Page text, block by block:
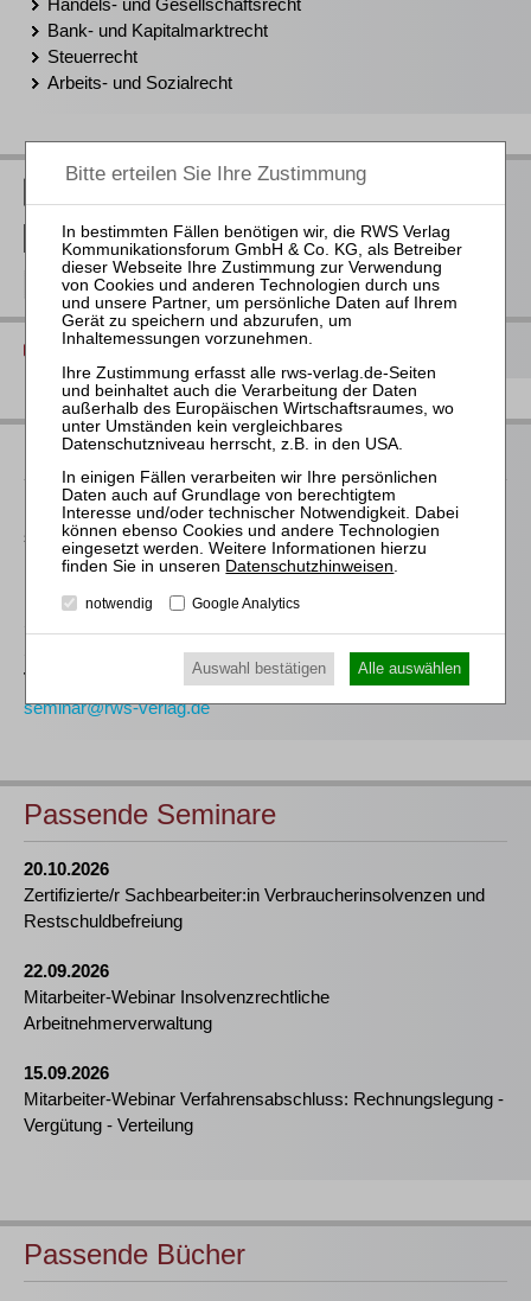
Handels- und Gesellschaftsrecht
Bank- und Kapitalmarktrecht
Steuerrecht
Arbeits- und Sozialrecht
RWS Verlag bei Facebook
RWS Verlag bei Instagram
Diese Seite drucken
Ihre Ansprechpartnerin
Für Informationen zu unseren Veranstaltungen wenden Sie
sich bitte an unser Seminarteam. Erste Fragen beanworten wir
Ihnen gerne bereitshier.
T
seminar@rws-verlag.de
Passende Seminare
20.10.2026
Zertifizierte/r Sachbearbeiter:in Verbraucherinsolvenzen und
Restschuldbefreiung
22.09.2026
Mitarbeiter-Webinar Insolvenzrechtliche
Arbeitnehmerverwaltung
15.09.2026
Mitarbeiter-Webinar Verfahrensabschluss: Rechnungslegung -
Vergütung - Verteilung
Passende Bücher
Datenschutzhinweisen.
notwendig Google Analytics
Auswahl bestätigen Alle auswählen